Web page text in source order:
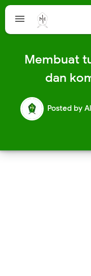

Membuat
dan
Posted by